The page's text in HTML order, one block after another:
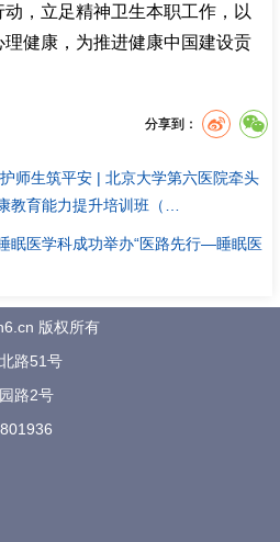
，立足精神卫生本职工作，以
健康，为推进健康中国建设贡
分享到：
师生筑平安 | 北京大学第六医院牵头
教育能力提升培训班（…
眠医学科成功举办“医路先行—睡眠医
版权所有
路51号
路2号